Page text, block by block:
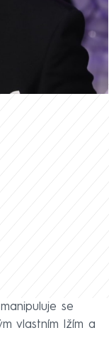
uvedla,
za toxickou
se
vlastním lžím a